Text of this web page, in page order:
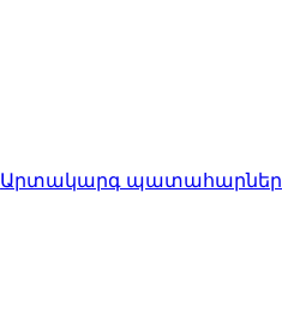
Արտակարգ պատահարներ